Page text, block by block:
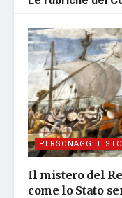
PERSONAGGI E
Il mistero del
come lo Stato